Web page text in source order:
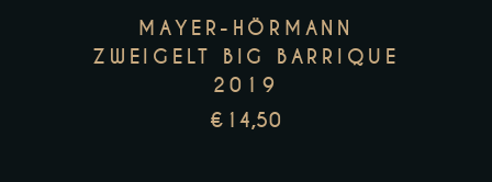
MAYER-HÖRMANN
ZWEIGELT BIG BARRIQUE
2019
€ 14,50